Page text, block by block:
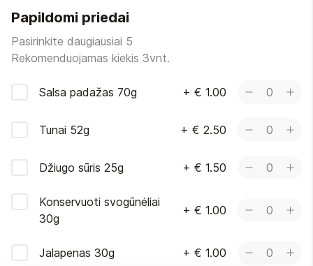
Papildomi priedai
Pasirinkite daugiausiai 5
Rekomenduojamas kiekis 3vnt.
Salsa padažas 70g + € 1.00 0
Tunai 52g + € 2.50 0
Džiugo sūris 25g + € 1.50 0
Konservuoti svogūnėliai
30g
+ € 1.00 0
Jalapenas 30g + € 1.00 0